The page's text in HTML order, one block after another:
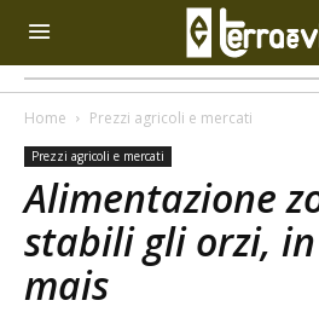
Home Prezzi agricoli e mercati
Prezzi agricoli e mercati
Alimentazione
stabili gli orzi,
mais